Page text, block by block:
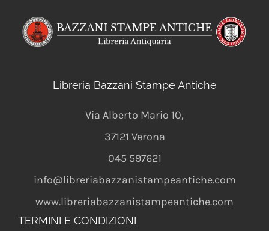
Libreria Bazzani Stampe Antiche
Via Alberto Mario 10,
37121 Verona
045 597621
info@libreriabazzanistampeantiche.com
www.libreriabazzanistampeantiche.com
TERMINI E CONDIZIONI